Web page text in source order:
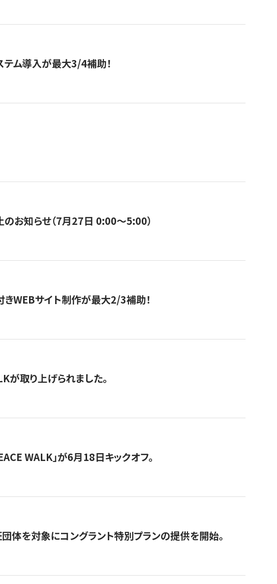
ム導入が最大3/4補助！
のお知らせ（7月27日 0:00〜5:00）
WEBサイト制作が最大2/3補助！
が取り上げられました。
WALK」が6月18日キックオフ。
体を対象にコングラント特別プランの提供を開始。